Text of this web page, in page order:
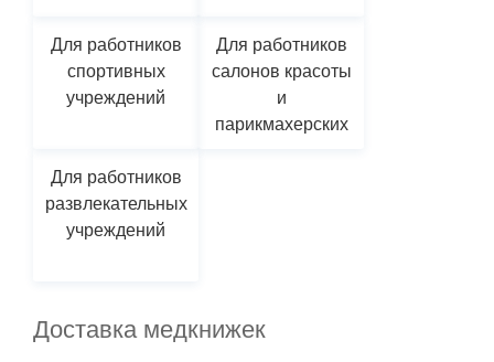
Для работников
спортивных
учреждений
Для работников
салонов красоты
и
парикмахерских
Для работников
развлекательных
учреждений
Доставка медкнижек